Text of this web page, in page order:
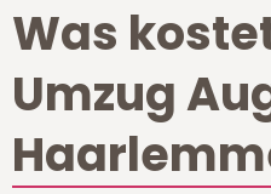
Was
Umzug